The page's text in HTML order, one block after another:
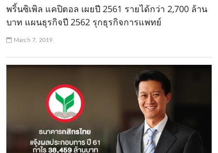
พริ้นซิเพิล แคปิตอล เผยปี 2561 รายได้กว่า 2,700 ล้าน
บาท แผนธุรกิจปี 2562 รุกธุรกิจการแพทย์
March 7, 2019